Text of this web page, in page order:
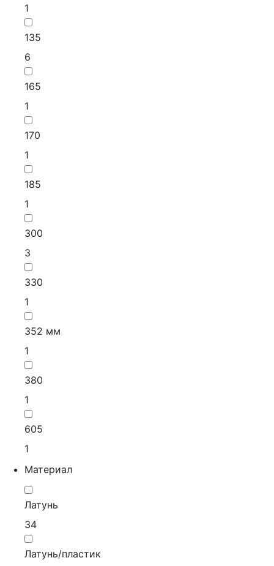
1
135
6
165
1
170
1
185
1
300
3
330
1
352 мм
1
380
1
605
1
Материал
Латунь
34
Латунь/пластик